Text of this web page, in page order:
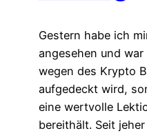
Gestern habe ich
angesehen und
wegen des Krypto
aufgedeckt wird,
eine wertvolle
bereithält. Seit